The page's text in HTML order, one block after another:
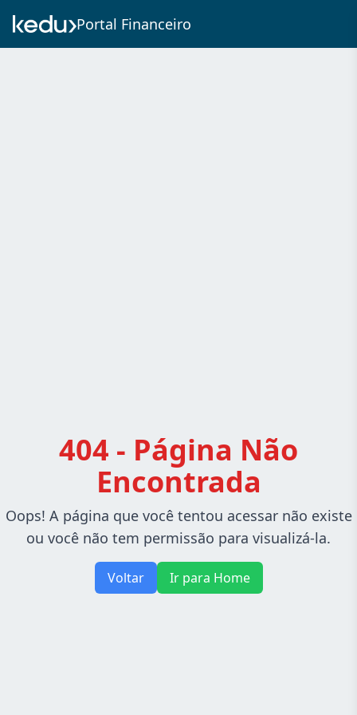
Portal Financeiro
404 - Página Não
Encontrada
Oops! A página que você tentou acessar não existe
ou você não tem permissão para visualizá-la.
Voltar Ir para Home